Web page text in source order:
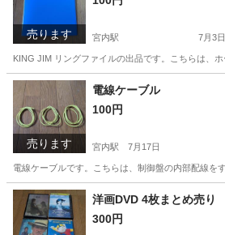
売ります 宮内駅 7月3日
KING JIM リングファイルの出品です。こちらは、
新潟 長岡市 宮内駅 その他
売ります
電線ケーブル
100円
宮内駅 7月17日
電線ケーブルです。こちらは、制御盤の内部配線を
新潟 長岡市 宮内駅 その他
洋画DVD 4枚まとめ売り
300円